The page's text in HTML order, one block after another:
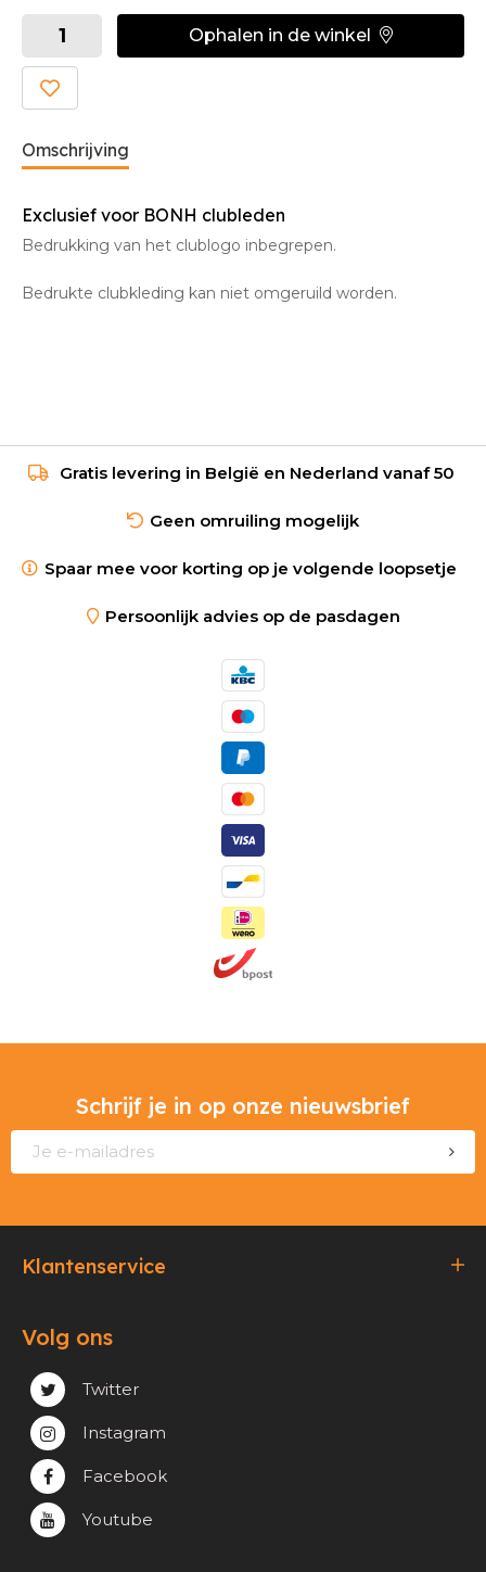
Ophalen in de winkel
Omschrijving
Exclusief voor BONH clubleden
Bedrukking van het clublogo inbegrepen.
Bedrukte clubkleding kan niet omgeruild worden.
Gratis levering in België en Nederland vanaf 50
Geen omruiling mogelijk
Spaar mee voor korting op je volgende loopsetje
Persoonlijk advies op de pasdagen
Schrijf je in op onze nieuwsbrief
Klantenservice
Verzending & Afhaling
Privacy & cookie beleid
Volg ons
Twitter
Instagram
Facebook
Youtube